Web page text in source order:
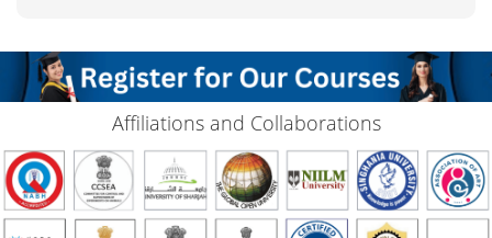
Affiliations and Collaborations